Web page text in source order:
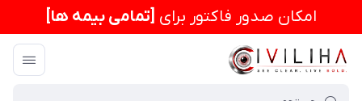
امكان صدور فاکتور برای [تمامی بیمه ها]